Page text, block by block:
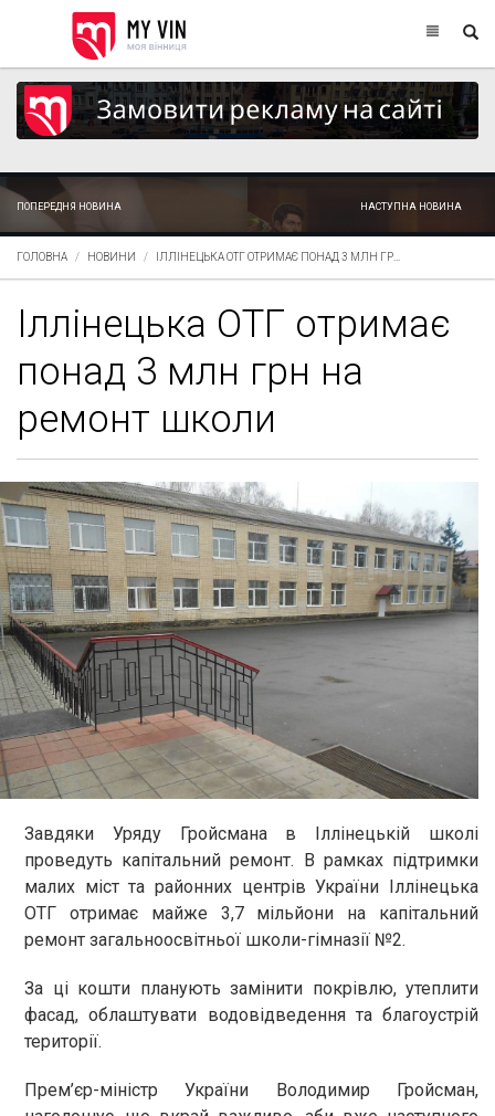
ПОПЕРЕДНЯ НОВИНА НАСТУПНА НОВИНА
ГОЛОВНА НОВИНИ ІЛЛІНЕЦЬКА ОТГ ОТРИМАЄ ПОНАД 3 МЛН ГР...
Іллінецька ОТГ отримає
понад 3 млн грн на
ремонт школи
Завдяки Уряду Гройсмана в Іллінецькій школі
проведуть капітальний ремонт. В рамках підтримки
малих міст та районних центрів України Іллінецька
ОТГ отримає майже 3,7 мільйони на капітальний
ремонт загальноосвітньої школи-гімназії №2.
За ці кошти планують замінити покрівлю, утеплити
фасад, облаштувати водовідведення та благоустрій
території.
Прем’єр-міністр України Володимир Гройсман,